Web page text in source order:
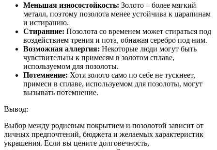
Меньшая износостойкость: Золото – более мягкий
металл, поэтому позолота менее устойчива к царапинам
и истиранию.
Стиранние: Позолота со временем может стираться под
воздействием трения и пота, обнажая серебро под ним.
Возможная аллергия: Некоторые люди могут быть
чувствительны к примесям в золотом сплаве,
используемом для позолоты.
Потемнение: Хотя золото само по себе не тускнеет,
примеси в сплаве, используемом для позолоты, могут
вызывать потемнение.
Вывод:
Выбор между родиевым покрытием и позолотой зависит от
личных предпочтений, бюджета и желаемых характеристик
украшения. Если вы цените долговечность,